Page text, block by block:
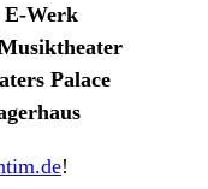
E-Werk
Palace
!